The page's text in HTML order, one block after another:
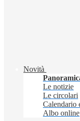
Novità
Le notizie
Le circolari
Calendario
Albo online